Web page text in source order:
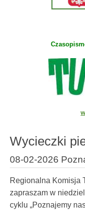
Wycieczki
08-02-2026
Regionalna Komisja
zapraszam w
cyklu „Poznajemy